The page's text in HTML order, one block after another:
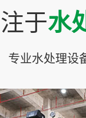
于水
专业水处理设